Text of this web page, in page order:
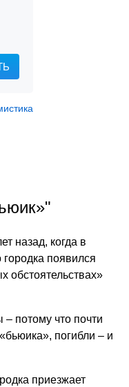
назад, когда в
городка появился
обстоятельствах»
потому что почти
погибли – и
приезжает